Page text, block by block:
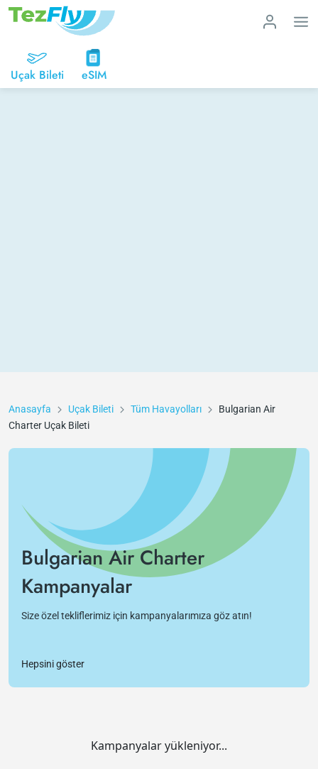
Uçak Bileti eSIM
Anasayfa Uçak Bileti Tüm Havayolları
Bulgarian Air
Charter Uçak Bileti
Bulgarian Air Charter
Kampanyalar
Size özel tekliflerimiz için kampanyalarımıza göz atın!
Hepsini göster
Kampanyalar yükleniyor...